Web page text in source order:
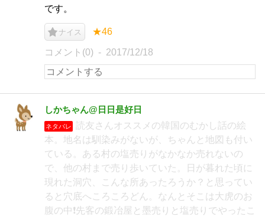
です。
ナイス ★46
コメント(0) 2017/12/18
しかちゃん@日日是好日
ネタバレ
読友さんオススメの韓国のむかし話の絵
本。地名は馴染みがないが、ちゃんと地図も付い
ている。ある村の塩売りがなかなか売れないの
で、他の村まで売り歩いていた。日が暮れた頃に
現れた洞穴、こんな所あったろうか？と思ってい
ると穴底へころころどん。なんとそこは大虎のお
腹の中❗️先客の鍛冶屋と墨売りと塩売りでやったこ